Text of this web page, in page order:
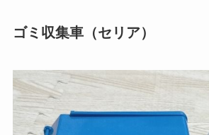
ゴミ収集車（セリア）